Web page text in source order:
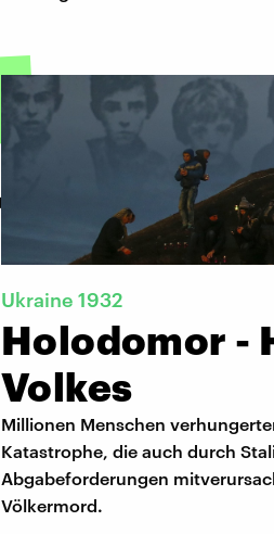
Ukraine 1932
Holodomor -
Volkes
Millionen Menschen
Katastrophe, die auch durch
Abgabeforderungen
Völkermord.